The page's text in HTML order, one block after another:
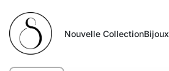
Nouvelle CollectionBijoux